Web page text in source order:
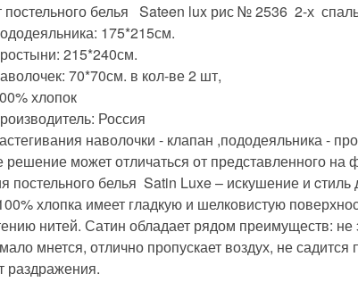
постельного белья Sateen lux рис № 2536 2-х
175*215см.
215*240см.
70*70см. в кол-ве 2 шт,
хлопок
Россия
наволочки - клапан ,пододеяльника -
решение может отличаться от представленного на
постельного белья Satin Luxe – искушение и
хлопка имеет гладкую и шелковистую
нитей. Сатин обладает рядом преимуществ: не
мнется, отлично пропускает воздух, не садится
раздражения.